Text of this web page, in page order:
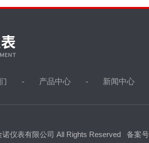
产品中心 新闻中心
仪表有限公司 All Rights Reserved 备案